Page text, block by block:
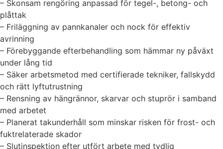
– Skonsam rengöring anpassad för tegel-, betong- och
plåttak
– Friläggning av pannkanaler och nock för effektiv
avrinning
– Förebyggande efterbehandling som hämmar ny påväxt
under lång tid
– Säker arbetsmetod med certifierade tekniker, fallskydd
och rätt lyftutrustning
– Rensning av hängrännor, skarvar och stuprör i samband
med arbetet
– Planerat takunderhåll som minskar risken för frost- och
fuktrelaterade skador
– Slutinspektion efter utfört arbete med tydlig